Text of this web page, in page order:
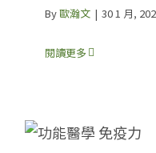
By歐瀚文 | 30 1 月,
閱讀更多